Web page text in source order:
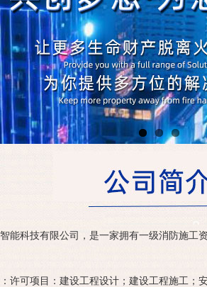
能科技有限公司，是一家拥有一级消防施工
许可项目：建设工程设计；建设工程施工；